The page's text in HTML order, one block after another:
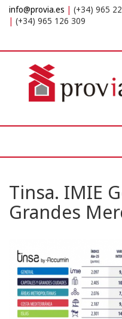
info@provia.es
(+34) 965
(+34) 965 126 309
Tinsa. IMIE
Grandes